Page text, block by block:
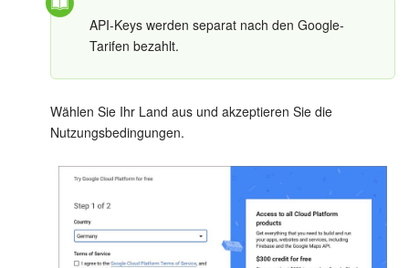
Telefonie
Einstellungen
Bitrix24 Messenger
Allgemeine Fragen
KOSTENFREI STARTEN
API-Keys werden separat nach den Google-
Tarifen bezahlt.
Wählen Sie Ihr Land aus und akzeptieren Sie die
Nutzungsbedingungen.